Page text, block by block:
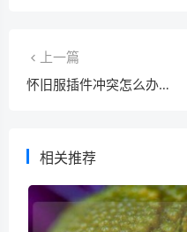
上一篇
怀旧服插件冲突怎么办？手把手教你解决！
相关推荐